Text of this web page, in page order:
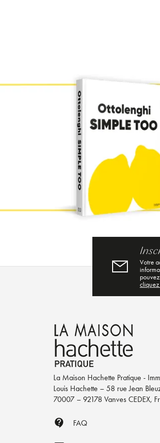
Votre
La Maison Hachette Pratique -
Louis Hachette – 58 rue Jean
70007 – 92178 Vanves CEDEX,
contact_support FAQ